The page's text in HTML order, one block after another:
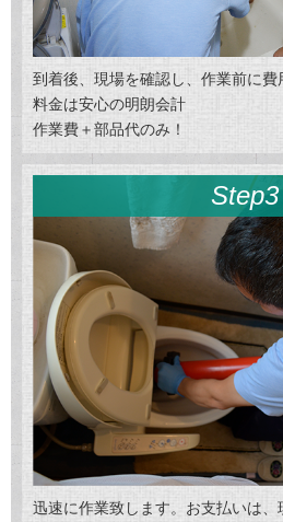
到着後、現場を確認し、作業前に費
料金は安心の明朗会計
作業費＋部品代のみ！
Step3
迅速に作業致します。お支払いは、